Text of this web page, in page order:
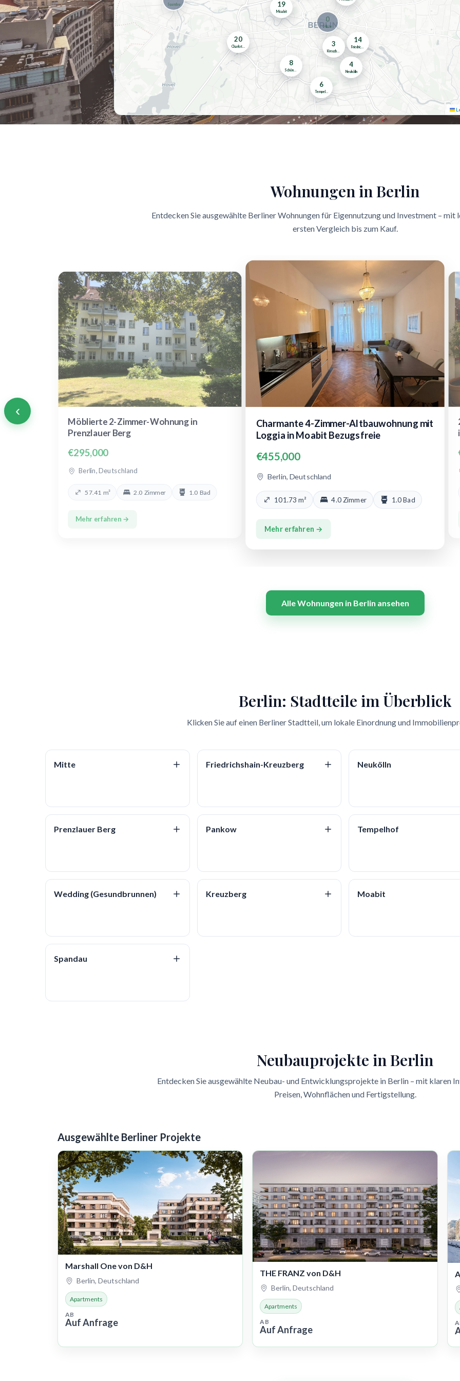
0
Mitte
14
4
Neukölln
20
6
3
19
Moabit
8
Spandau
Wohnungen in Berlin
Entdecken Sie ausgewählte Berliner Wohnungen für Eigennutzung und Investment –
ersten Vergleich bis zum Kauf.
‹
Möblierte 2-Zimmer-Wohnung in
Prenzlauer Berg
€295,000
Berlin, Deutschland
57.41 m² 2.0 Zimmer 1.0 Bad
Mehr erfahren →
Charmante 4-Zimmer-Altbauwohnung mit
Loggia in Moabit Bezugsfreie
€455,000
Berlin, Deutschland
101.73 m² 4.0 Zimmer 1.0 Bad
Mehr erfahren →
Alle Wohnungen in Berlin ansehen
Berlin: Stadtteile im Überblick
Klicken Sie auf einen Berliner Stadtteil, um lokale Einordnung und
Mitte Friedrichshain-Kreuzberg Neukölln
Prenzlauer Berg Pankow Tempelhof
Wedding (Gesundbrunnen) Kreuzberg Moabit
Spandau
Neubauprojekte in Berlin
Entdecken Sie ausgewählte Neubau- und Entwicklungsprojekte in Berlin – mit klaren
Preisen, Wohnflächen und Fertigstellung.
Ausgewählte Berliner Projekte
Marshall One von D&H
Berlin, Deutschland
Apartments
AB
Auf Anfrage
THE FRANZ von D&H
Berlin, Deutschland
Apartments
AB
Auf Anfrage